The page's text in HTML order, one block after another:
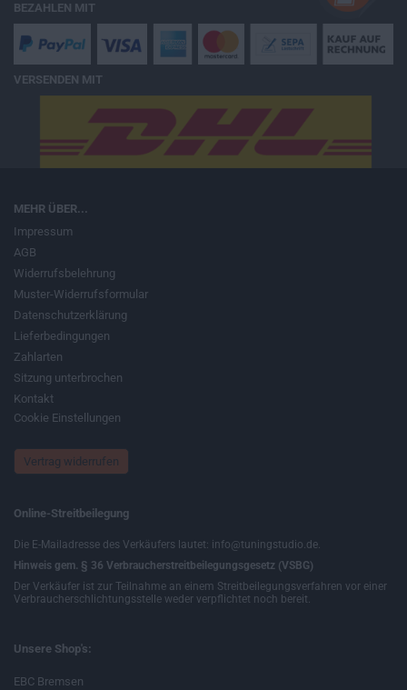
BEZAHLEN MIT
VERSENDEN MIT
MEHR ÜBER...
Impressum
AGB
Widerrufsbelehrung
Muster-Widerrufsformular
Datenschutzerklärung
Lieferbedingungen
Zahlarten
Sitzung unterbrochen
Kontakt
Cookie Einstellungen
Vertrag widerrufen
Online-Streitbeilegung
Die E-Mailadresse des Verkäufers lautet: info@tuningstudio.de.
Hinweis gem. § 36 Verbraucherstreitbeilegungsgesetz (VSBG)
Der Verkäufer ist zur Teilnahme an einem Streitbeilegungsverfahren vor einer
Verbraucherschlichtungsstelle weder verpflichtet noch bereit.
Unsere Shop's:
EBC Bremsen